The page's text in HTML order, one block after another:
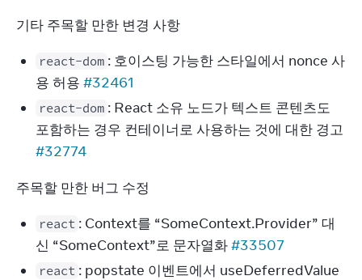
기타 주목할 만한 변경 사항
react-dom : 호이스팅 가능한 스타일에서 nonce 사
용 허용 #32461
react-dom : React 소유 노드가 텍스트 콘텐츠도
포함하는 경우 컨테이너로 사용하는 것에 대한 경고
#32774
주목할 만한 버그 수정
react : Context를 “SomeContext.Provider” 대
신 “SomeContext”로 문자열화#33507
react : popstate 이벤트에서 useDeferredValue